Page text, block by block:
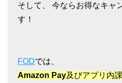
そして、 今ならお得なキャ
す！
FODでは、
Amazon Pay及びアプリ内